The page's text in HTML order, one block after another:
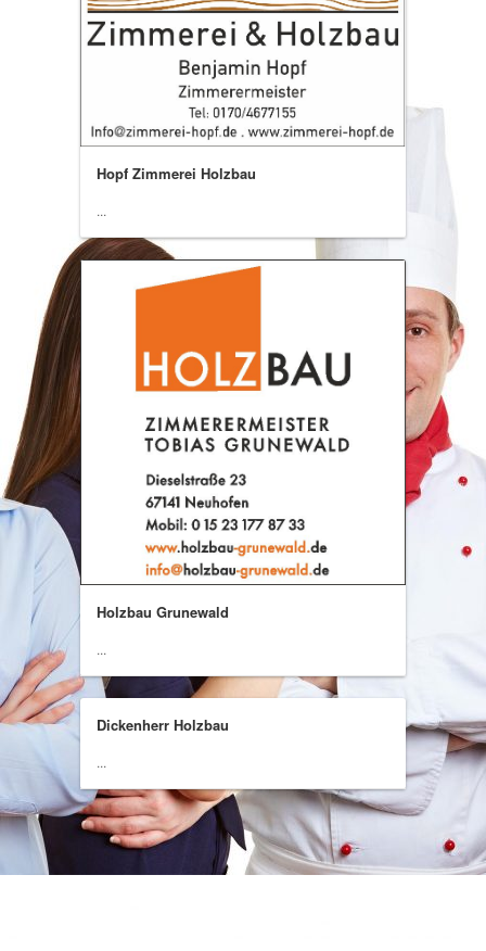
Hopf Zimmerei Holzbau
...
Holzbau Grunewald
...
Dickenherr Holzbau
...